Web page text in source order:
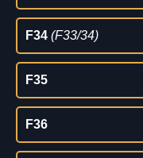
F34 (F33/34)
F35
F36